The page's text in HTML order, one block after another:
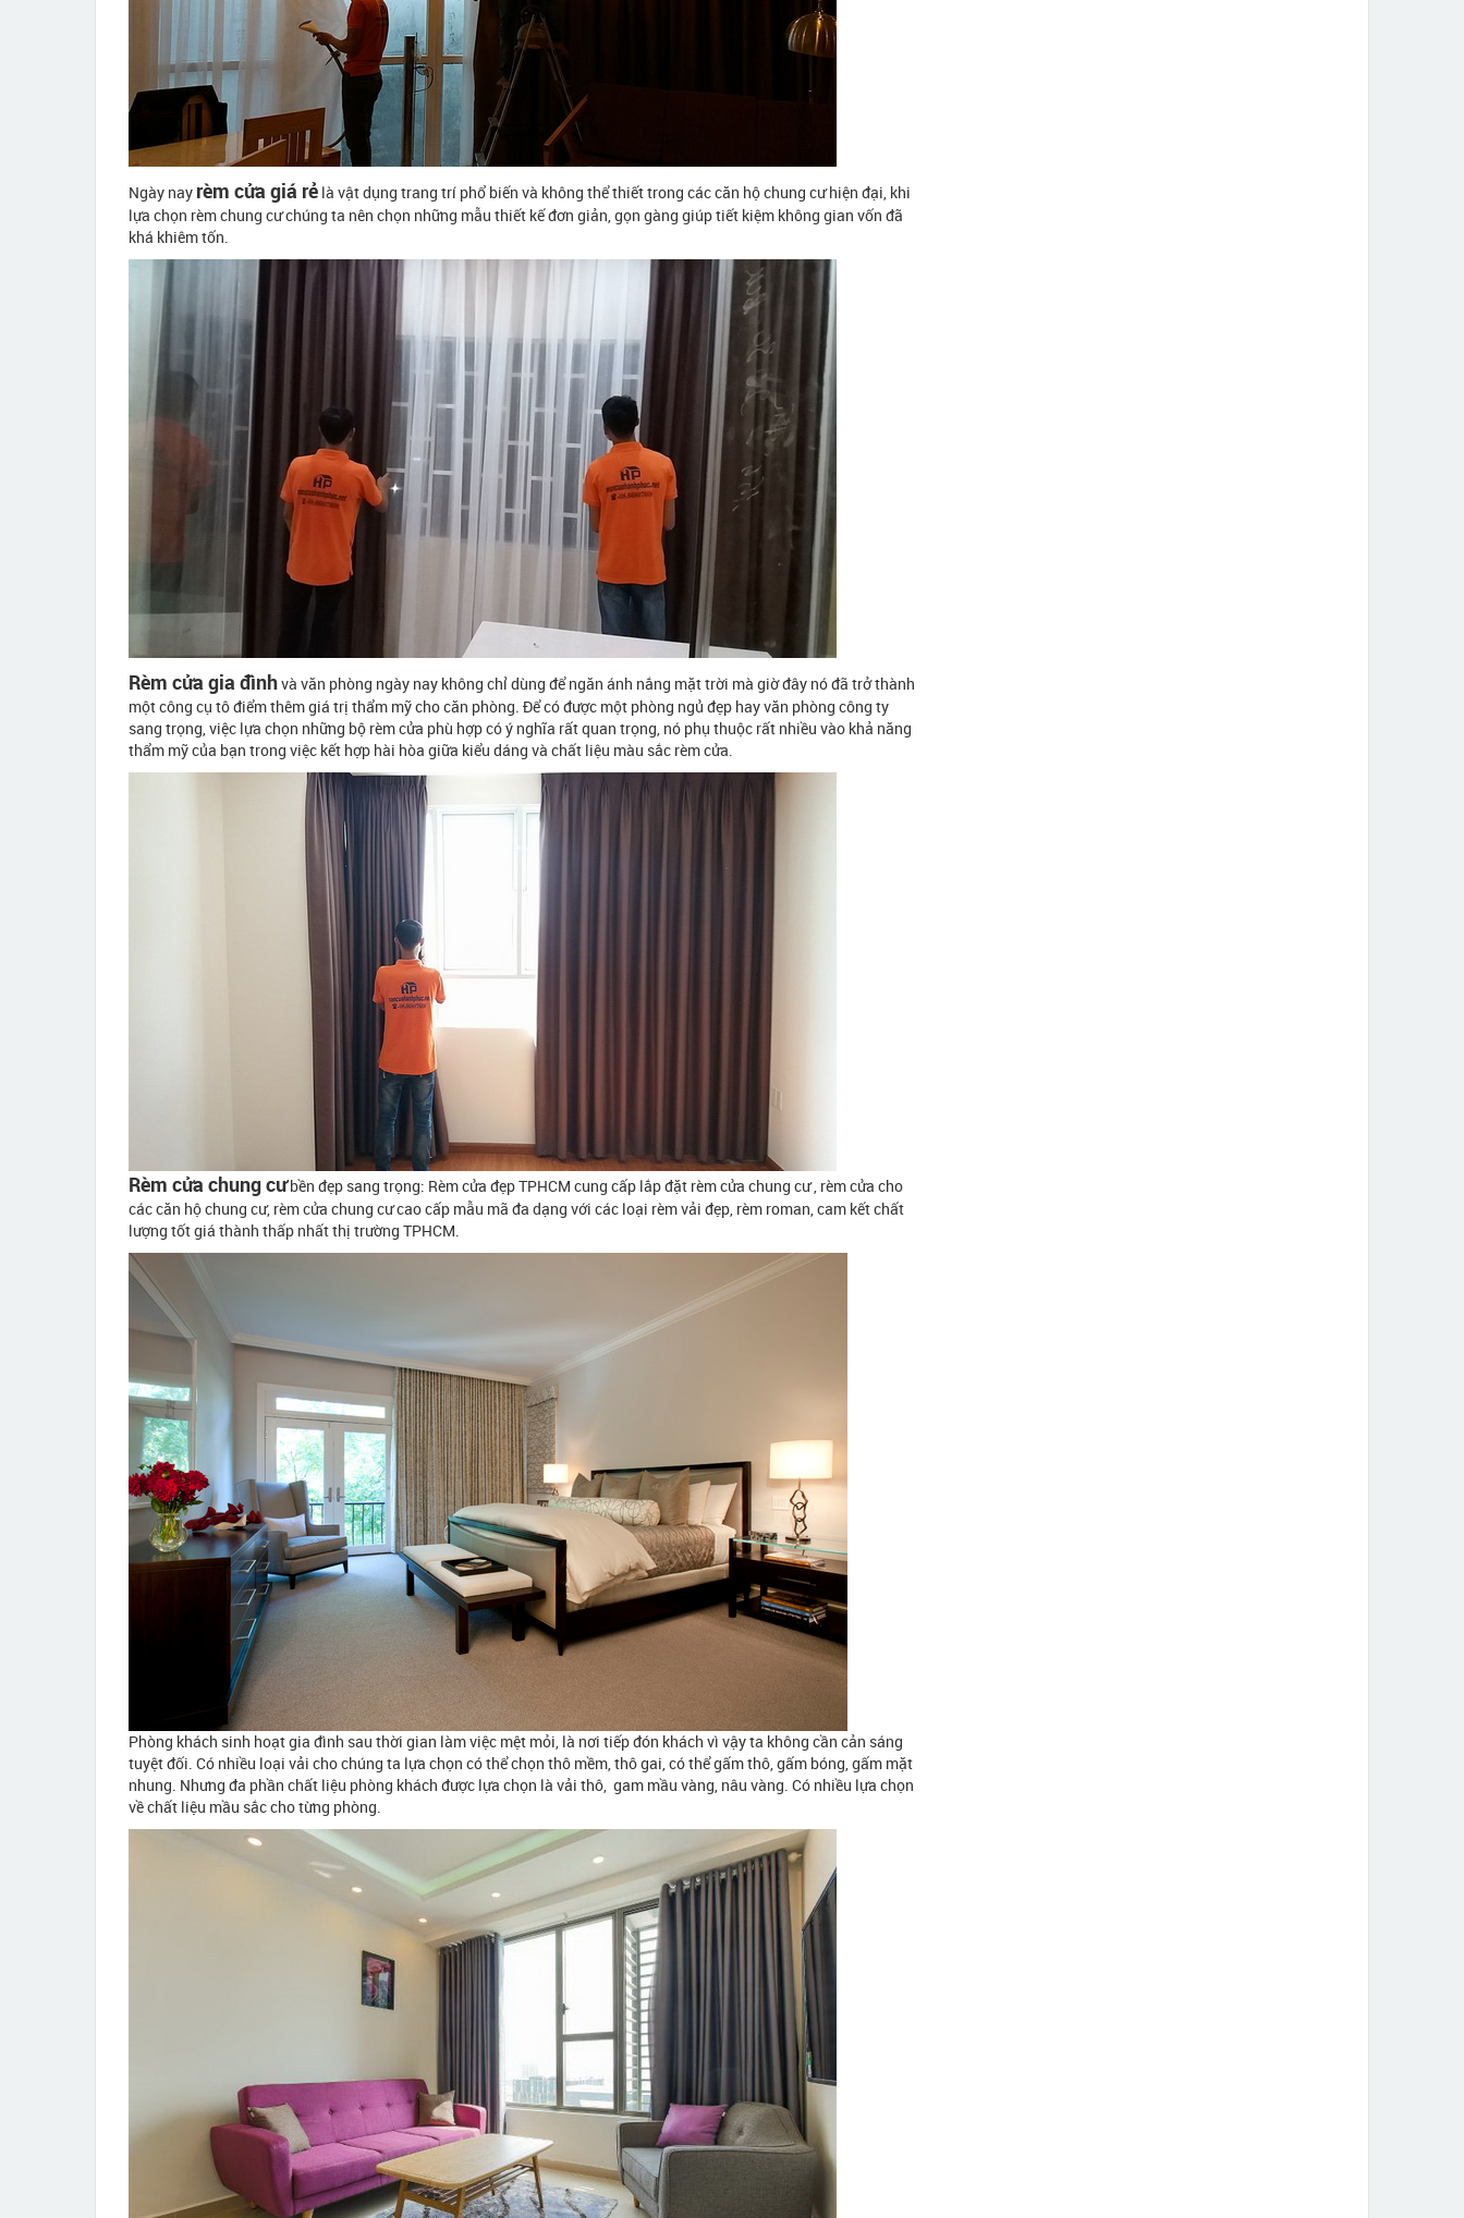
Ngày nay rèm cửa giá rẻ là vật dụng trang trí phổ biến và không thể thiết trong các căn hộ chung cư hiện đại, khi
lựa chọn rèm chung cư chúng ta nên chọn những mẫu thiết kế đơn giản, gọn gàng giúp tiết kiệm không gian vốn đã
khá khiêm tốn.
Rèm cửa gia đìnhvà văn phòng ngày nay không chỉ dùng để ngăn ánh nắng mặt trời mà giờ đây nó đã trở thành
một công cụ tô điểm thêm giá trị thẩm mỹ cho căn phòng. Để có được một phòng ngủ đẹp hay văn phòng công ty
sang trọng, việc lựa chọn những bộ rèm cửa phù hợp có ý nghĩa rất quan trọng, nó phụ thuộc rất nhiều vào khả năng
thẩm mỹ của bạn trong việc kết hợp hài hòa giữa kiểu dáng và chất liệu màu sắc rèm cửa.
Rèm cửa chung cưbền đẹp sang trọng: Rèm cửa đẹp TPHCM cung cấp lắp đặt rèm cửa chung cư , rèm cửa cho
các căn hộ chung cư, rèm cửa chung cư cao cấp mẫu mã đa dạng với các loại rèm vải đẹp, rèm roman, cam kết chất
lượng tốt giá thành thấp nhất thị trường TPHCM.
Phòng khách sinh hoạt gia đình sau thời gian làm việc mệt mỏi, là nơi tiếp đón khách vì vậy ta không cần cản sáng
tuyệt đối. Có nhiều loại vải cho chúng ta lựa chọn có thể chọn thô mềm, thô gai, có thể gấm thô, gấm bóng, gấm mặt
nhung. Nhưng đa phần chất liệu phòng khách được lựa chọn là vải thô, gam mầu vàng, nâu vàng. Có nhiều lựa chọn
về chất liệu mầu sắc cho từng phòng.